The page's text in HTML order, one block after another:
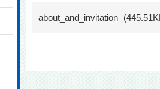
about_and_invitation